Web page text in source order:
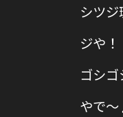
シツ
ジや！
ゴシ
やで